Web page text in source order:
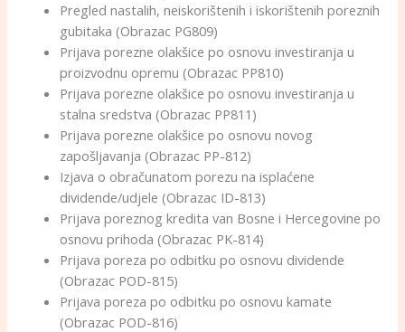
Pregled nastalih, neiskorištenih i iskorištenih poreznih
gubitaka (Obrazac PG809)
Prijava porezne olakšice po osnovu investiranja u
proizvodnu opremu (Obrazac PP810)
Prijava porezne olakšice po osnovu investiranja u
stalna sredstva (Obrazac PP811)
Prijava porezne olakšice po osnovu novog
zapošljavanja (Obrazac PP-812)
Izjava o obračunatom porezu na isplaćene
dividende/udjele (Obrazac ID-813)
Prijava poreznog kredita van Bosne i Hercegovine po
osnovu prihoda (Obrazac PK-814)
Prijava poreza po odbitku po osnovu dividende
(Obrazac POD-815)
Prijava poreza po odbitku po osnovu kamate
(Obrazac POD-816)